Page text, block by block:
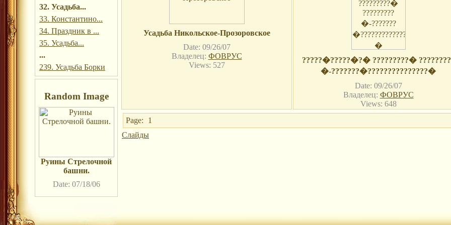
32. Усадьба...
33. Константино...
34. Праздник в ...
35. Усадьба...
...
239. Усадьба Борки
Random Image
Руины Стрелочной
башни.
Date: 07/18/06
Усадьба Никольское-Прозоровское
Date: 09/26/07
Владелец: ФОВРУС
Views: 527
?????�?????�?� ?????????�
�-???????�???????????????�
Date: 09/26/07
Владелец: ФОВРУС
Views: 648
Page:
1
Слайды